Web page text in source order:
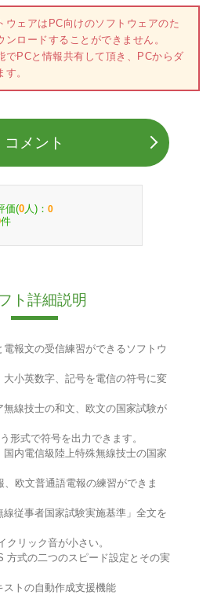
ウェアはPC向けのソフトウェアのた
ロードすることができません。
でPCと情報共有して頂き、PCからダ
。
コメント
価(0 人)： 0
件
ト詳細説明
報文の受信練習ができるソフトウ
小英数字、記号を電信の符号に変
線技士の和文、欧文の国家試験が
形式で符号を出力できます。
内電信級陸上特殊無線技士の国家
欧文普通語電報の練習ができま
従事者国家試験実施基準」全文を
リック音が小さい。
方式の二つのスピード設定とその実
トの自動作成支援機能